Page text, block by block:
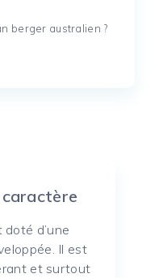
berger australien ?
d’une
Il est
et surtout